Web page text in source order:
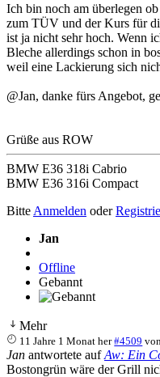
Ich bin noch am überlegen
zum TÜV und der Kurs für
ist ja nicht sehr hoch. Wenn
Bleche allerdings schon in
weil eine Lackierung sich
@Jan, danke fürs Angebot,
Grüße aus ROW
BMW E36 318i Cabrio
BMW E36 316i Compact
Bitte Anmelden oder
Jan
Offline
Gebannt
Mehr
11 Jahre 1 Monat her #4509
Jan antwortete aufAw: Ein
Bostongrün wäre der Grill